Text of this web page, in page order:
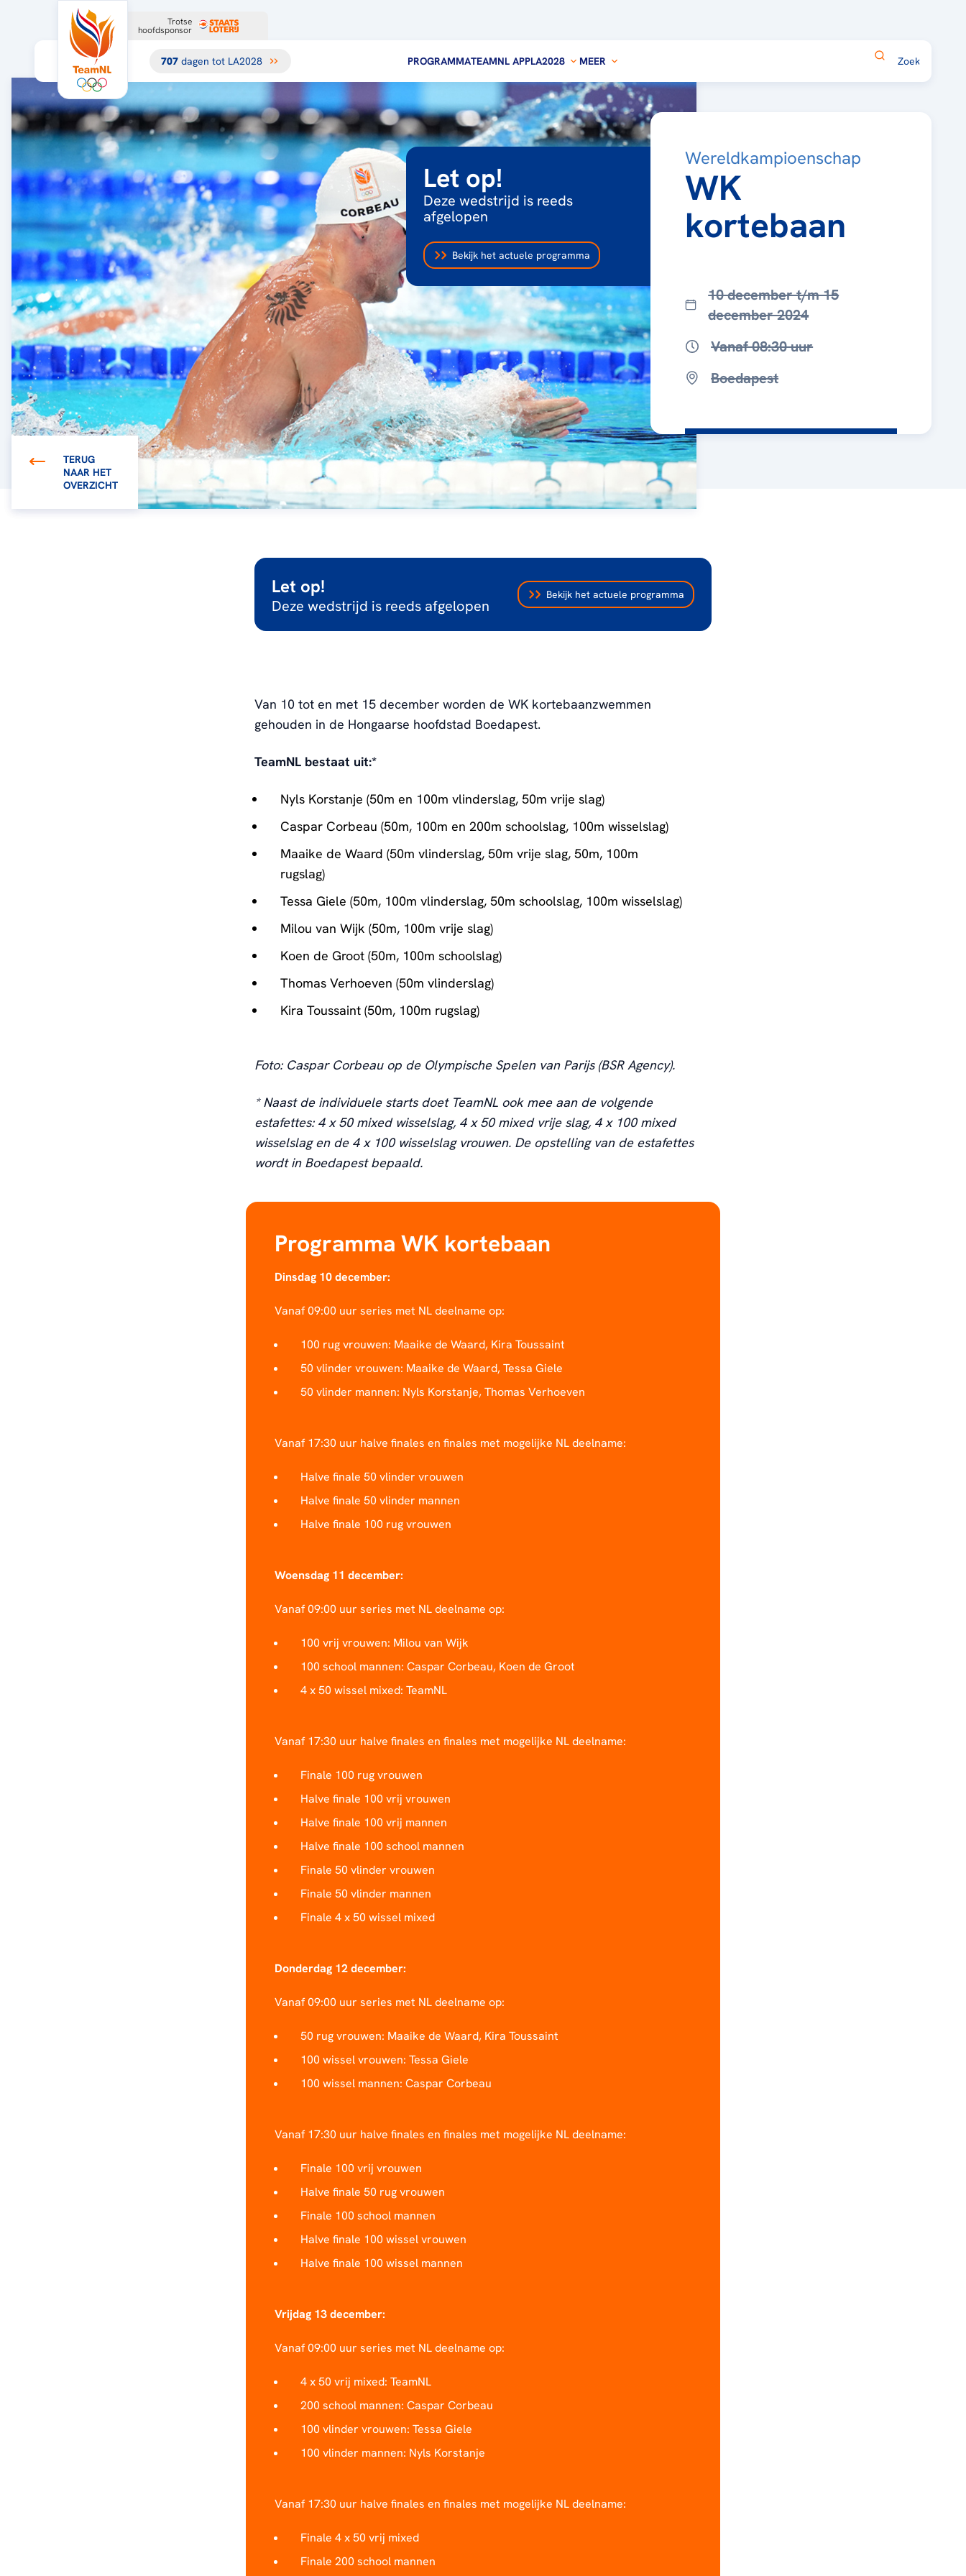
Trotse
hoofdsponsor
707 dagen tot LA2028 PROGRAMMATEAMNL APPLA2028 MEER
TERUG
NAAR HET
OVERZICHT
Let op!
Deze wedstrijd is reeds
afgelopen
Bekijk het actuele programma
Wereldkampioenschap
WK
kortebaan
10 december t/m 15
december 2024
Vanaf 08:30 uur
Boedapest
Let op!
Deze wedstrijd is reeds afgelopen
Bekijk het actuele programma
Van 10 tot en met 15 december worden de WK kortebaanzwemmen
gehouden in de Hongaarse hoofdstad Boedapest.
TeamNL bestaat uit:*
Nyls Korstanje (50m en 100m vlinderslag, 50m vrije slag)
Caspar Corbeau (50m, 100m en 200m schoolslag, 100m wisselslag)
Maaike de Waard (50m vlinderslag, 50m vrije slag, 50m, 100m
rugslag)
Tessa Giele (50m, 100m vlinderslag, 50m schoolslag, 100m wisselslag)
Milou van Wijk (50m, 100m vrije slag)
Koen de Groot (50m, 100m schoolslag)
Thomas Verhoeven (50m vlinderslag)
Kira Toussaint (50m, 100m rugslag)
Foto: Caspar Corbeau op de Olympische Spelen van Parijs (BSR Agency).
* Naast de individuele starts doet TeamNL ook mee aan de volgende
estafettes: 4 x 50 mixed wisselslag, 4 x 50 mixed vrije slag, 4 x 100 mixed
wisselslag en de 4 x 100 wisselslag vrouwen. De opstelling van de estafettes
wordt in Boedapest bepaald.
Programma WK kortebaan
Dinsdag 10 december:
Vanaf 09:00 uur series met NL deelname op:
100 rug vrouwen: Maaike de Waard, Kira Toussaint
50 vlinder vrouwen: Maaike de Waard, Tessa Giele
50 vlinder mannen: Nyls Korstanje, Thomas Verhoeven
Vanaf 17:30 uur halve finales en finales met mogelijke NL deelname:
Halve finale 50 vlinder vrouwen
Halve finale 50 vlinder mannen
Halve finale 100 rug vrouwen
Woensdag 11 december:
Vanaf 09:00 uur series met NL deelname op:
100 vrij vrouwen: Milou van Wijk
100 school mannen: Caspar Corbeau, Koen de Groot
4 x 50 wissel mixed: TeamNL
Vanaf 17:30 uur halve finales en finales met mogelijke NL deelname:
Finale 100 rug vrouwen
Halve finale 100 vrij vrouwen
Halve finale 100 vrij mannen
Halve finale 100 school mannen
Finale 50 vlinder vrouwen
Finale 50 vlinder mannen
Finale 4 x 50 wissel mixed
Donderdag 12 december:
Vanaf 09:00 uur series met NL deelname op:
50 rug vrouwen: Maaike de Waard, Kira Toussaint
100 wissel vrouwen: Tessa Giele
100 wissel mannen: Caspar Corbeau
Vanaf 17:30 uur halve finales en finales met mogelijke NL deelname:
Finale 100 vrij vrouwen
Halve finale 50 rug vrouwen
Finale 100 school mannen
Halve finale 100 wissel vrouwen
Halve finale 100 wissel mannen
Vrijdag 13 december:
Vanaf 09:00 uur series met NL deelname op:
4 x 50 vrij mixed: TeamNL
200 school mannen: Caspar Corbeau
100 vlinder vrouwen: Tessa Giele
100 vlinder mannen: Nyls Korstanje
Vanaf 17:30 uur halve finales en finales met mogelijke NL deelname:
Finale 4 x 50 vrij mixed
Finale 200 school mannen